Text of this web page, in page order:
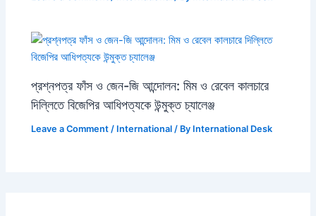
প্রশ্নপত্র ফাঁস ও জেন-জি আন্দোলন: মিম ও রেবেল কালচারে
দিল্লিতে বিজেপির আধিপত্যকে উন্মুক্ত চ্যালেঞ্জ
Leave a Comment / International / By International Desk